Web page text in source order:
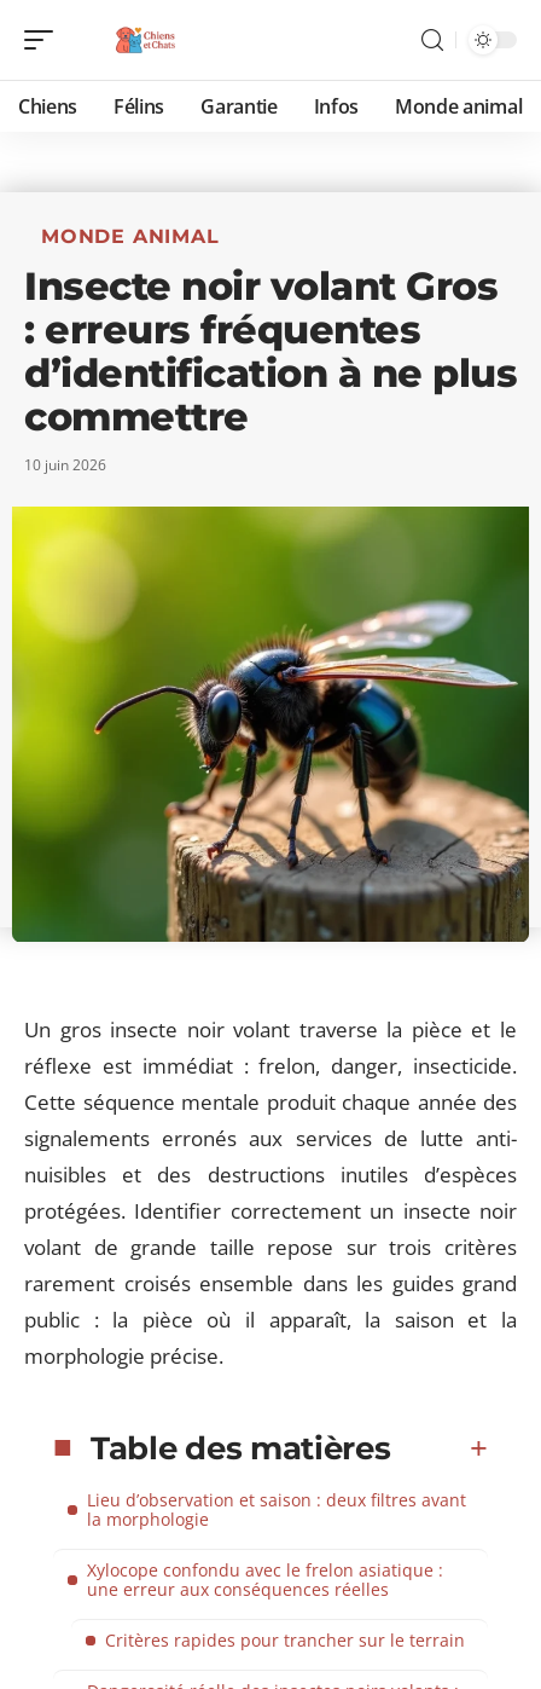
Chiens Félins Garantie Infos Monde animal
MONDE ANIMAL
Insecte noir volant Gros
: erreurs fréquentes
d’identification à ne plus
commettre
10 juin 2026
Un gros insecte noir volant traverse la pièce et le
réflexe est immédiat : frelon, danger, insecticide.
Cette séquence mentale produit chaque année des
signalements erronés aux services de lutte anti-
nuisibles et des destructions inutiles d’espèces
protégées. Identifier correctement un insecte noir
volant de grande taille repose sur trois critères
rarement croisés ensemble dans les guides grand
public : la pièce où il apparaît, la saison et la
morphologie précise.
Table des matières
Lieu d’observation et saison : deux filtres avant
la morphologie
Xylocope confondu avec le frelon asiatique :
une erreur aux conséquences réelles
Critères rapides pour trancher sur le terrain